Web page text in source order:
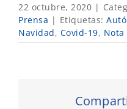
22 octubre, 2020 |
Prensa | Etiquetas:
Navidad, Covid-19, Nota